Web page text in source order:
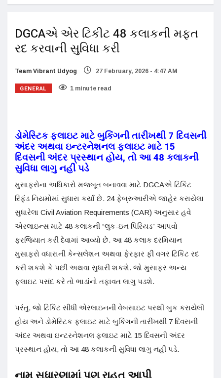
DGCAએ એર ટિકીટ 48 કલાકની મફત
રદ કરવાની સુવિધા કરી
Team Vibrant Udyog 27 February, 2026 - 4:47 AM
GENERAL 1 minute read
ડોમેસ્ટિક ફ્લાઇટ માટે બુકિંગની તારીખથી 7 દિવસની
અંદર અથવા ઇન્ટરનેશનલ ફ્લાઇટ માટે 15
દિવસની અંદર પ્રસ્થાન હોય, તો આ 48 કલાકની
સુવિધા લાગુ નહીં પડે
મુસાફરોના અધિકારો મજબૂત બનાવવા માટે DGCAએ ટિકિટ
રિફંડ નિયમોમાં સુધારા કર્યા છે. 24 ફેબ્રુઆરીએ જાહેર કરાયેલા
સુધારેલા Civil Aviation Requirements (CAR) અનુસાર હવે
એરલાઇન્સ માટે 48 કલાકની “લુક-ઇન પિરિયડ” આપવો
ફરજિયાત કરી દેવામાં આવ્યો છે. આ 48 કલાક દરમિયાન
મુસાફરો વધારાની કેન્સલેશન અથવા ફેરફાર ફી વગર ટિકિટ રદ
કરી શકશે કે પછી અથવા સુધારી શકશે. જો મુસાફર અન્ય
ફ્લાઇટ પસંદ કરે તો ભાડાંનો તફાવત લાગુ પડશે.
પરંતુ, જો ટિકિટ સીધી એરલાઇનની વેબસાઇટ પરથી બુક કરાયેલી
હોય અને ડોમેસ્ટિક ફ્લાઇટ માટે બુકિંગની તારીખથી 7 દિવસની
અંદર અથવા ઇન્ટરનેશનલ ફ્લાઇટ માટે 15 દિવસની અંદર
પ્રસ્થાન હોય, તો આ 48 કલાકની સુવિધા લાગુ નહીં પડે.